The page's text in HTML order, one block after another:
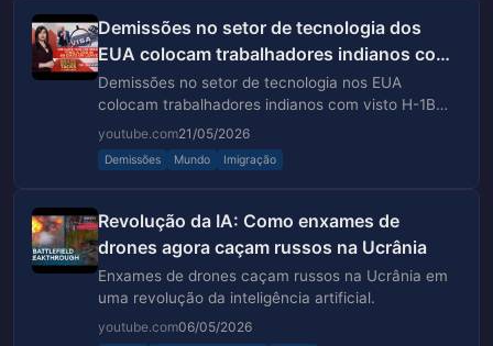
Demissões no setor de tecnologia dos
EUA colocam trabalhadores indianos com
visto H-1B em crise e...
Demissões no setor de tecnologia nos EUA
colocam trabalhadores indianos com visto H-1B
em crise.
youtube.com21/05/2026
Demissões Mundo Imigração
Revolução da IA: Como enxames de
drones agora caçam russos na Ucrânia
Enxames de drones caçam russos na Ucrânia em
uma revolução da inteligência artificial.
youtube.com06/05/2026